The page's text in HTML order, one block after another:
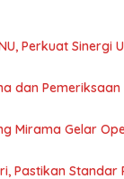
Perkuat Sinergi
dan
Mirama Gelar
Pastikan